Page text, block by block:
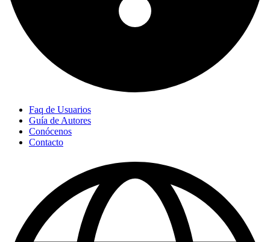
Faq de Usuarios
Guía de Autores
Conócenos
Contacto